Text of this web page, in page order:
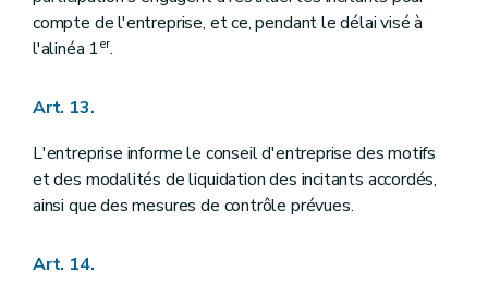
compte de l'entreprise, et ce, pendant le délai visé à
l'alinéa 1er.
Art. 13.
L'entreprise informe le conseil d'entreprise des motifs
et des modalités de liquidation des incitants accordés,
ainsi que des mesures de contrôle prévues.
Art. 14.